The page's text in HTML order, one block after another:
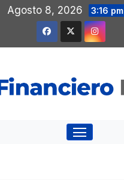
Agosto 8, 2026 3:16 pm